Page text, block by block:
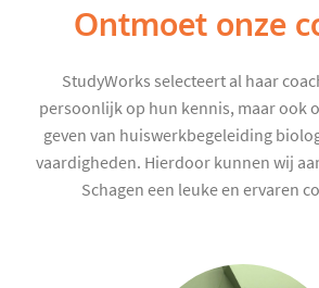
Ontmoet onze
StudyWorks selecteert al haar
persoonlijk op hun kennis, maar ook
geven van huiswerkbegeleiding
vaardigheden. Hierdoor kunnen wij
Schagen een leuke en ervaren